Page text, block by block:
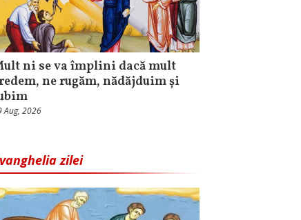
ni se va împlini dacă mult
ne rugăm, nădăjduim și
Aug, 2026
zilei